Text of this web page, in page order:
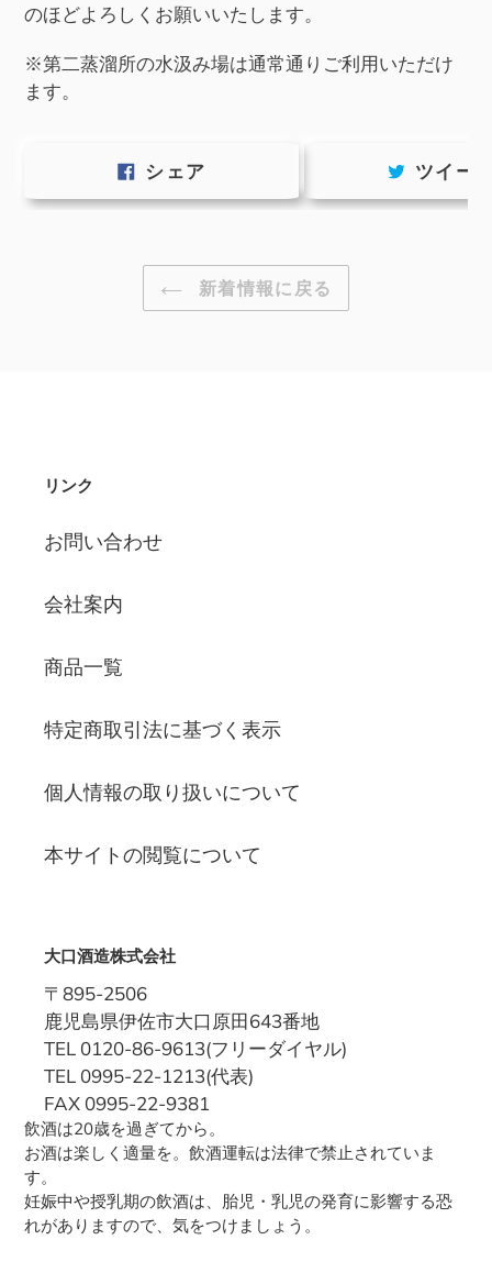
のほどよろしくお願いいたします。
※第二蒸溜所の水汲み場は通常通りご利用いただけ
ます。
シェア
シ
す
る
ツイー
新着情報に戻る
リンク
お問い合わせ
会社案内
商品一覧
特定商取引法に基づく表示
個人情報の取り扱いについて
本サイトの閲覧について
大口酒造株式会社
〒895-2506
鹿児島県伊佐市大口原田643番地
TEL 0120-86-9613(フリーダイヤル)
TEL 0995-22-1213(代表)
FAX 0995-22-9381
飲酒は20歳を過ぎてから。
お酒は楽しく適量を。飲酒運転は法律で禁止されていま
す。
妊娠中や授乳期の飲酒は、胎児・乳児の発育に影響する恐
れがありますので、気をつけましょう。